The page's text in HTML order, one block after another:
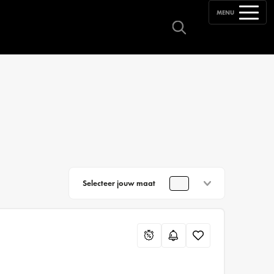
MENU
Selecteer jouw maat